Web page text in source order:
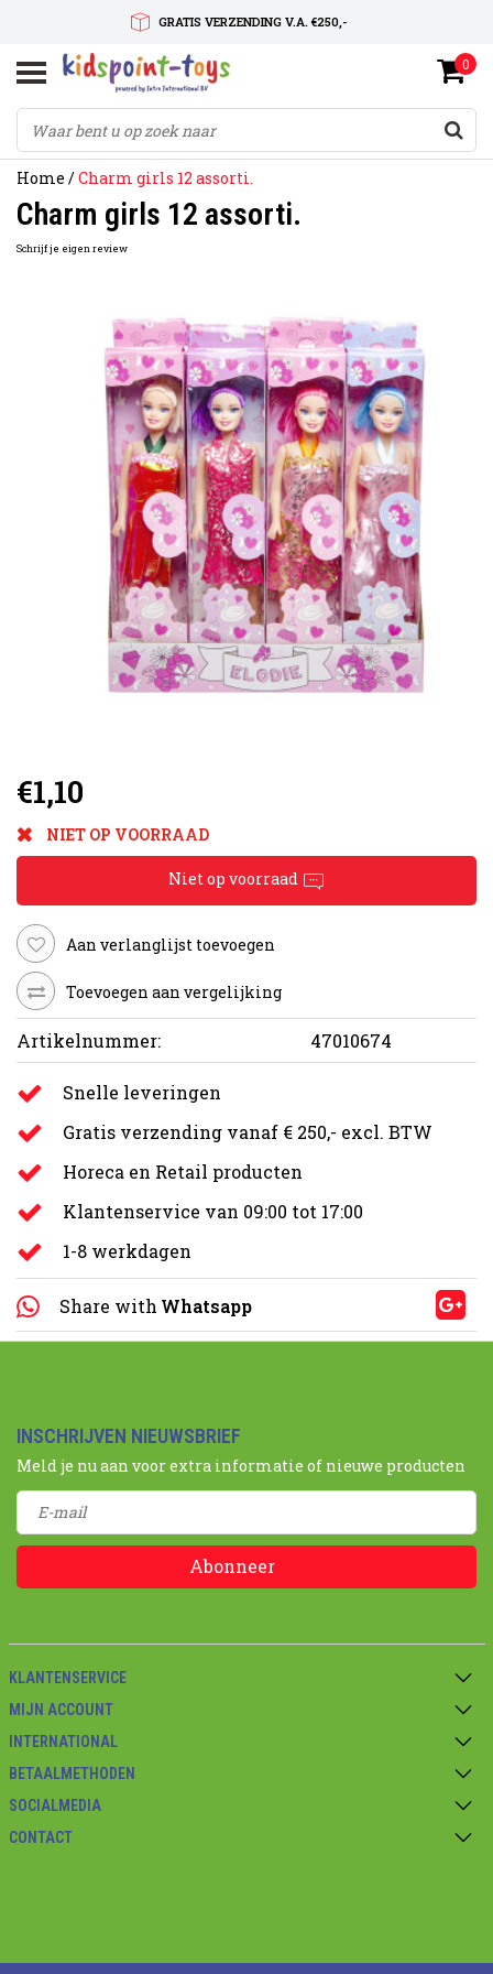
GRATIS VERZENDING V.A. €250,-
SNELLE LEVERTIJD
SERVICE OP MAAT
0
Home /Charm girls 12 assorti.
Charm girls 12 assorti.
Schrijf je eigen review
€1,10
NIET OP VOORRAAD
Niet op voorraad
Aan verlanglijst toevoegen
Toevoegen aan vergelijking
Artikelnummer: 47010674
Snelle leveringen
Gratis verzending vanaf € 250,- excl. BTW
Horeca en Retail producten
Klantenservice van 09:00 tot 17:00
1-8 werkdagen
Share with Whatsapp
INSCHRIJVEN NIEUWSBRIEF
Meld je nu aan voor extra informatie of nieuwe producten
Abonneer
KLANTENSERVICE
MIJN ACCOUNT
INTERNATIONAL
BETAALMETHODEN
SOCIALMEDIA
CONTACT